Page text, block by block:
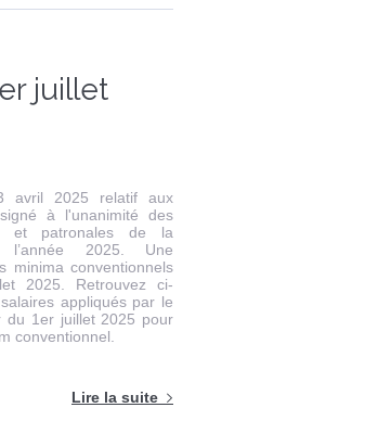
juillet
avril 2025 relatif aux
à l'unanimité des
et patronales de la
2025. Une
minima conventionnels
2025. Retrouvez ci-
appliqués par le
du 1er juillet 2025 pour
conventionnel.
Lire la suite